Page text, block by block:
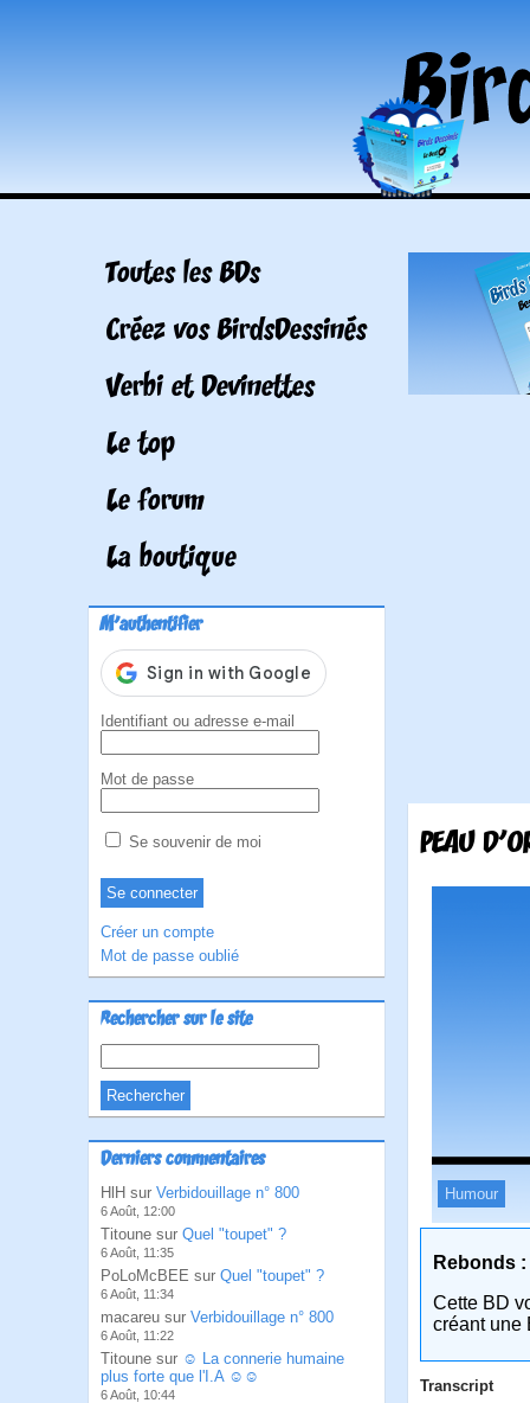
Toutes les BDs
Créez vos BirdsDessinés
Verbi et Devinettes
Le top
Le forum
La boutique
M'authentifier
Identifiant ou adresse e-mail
Mot de passe
Se souvenir de moi
Créer un compte
Mot de passe oublié
Rechercher sur le site
Derniers commentaires
HlH sur Verbidouillage n° 800
6 Août, 12:00
Titoune sur Quel "toupet" ?
6 Août, 11:35
PoLoMcBEE sur Quel "toupet" ?
6 Août, 11:34
macareu sur Verbidouillage n° 800
6 Août, 11:22
Titoune sur ☺ La connerie humaine
plus forte que l'I.A ☺☺
6 Août, 10:44
PEAU
Humour
Rebonds :
Cette BD
créant une
Transcript